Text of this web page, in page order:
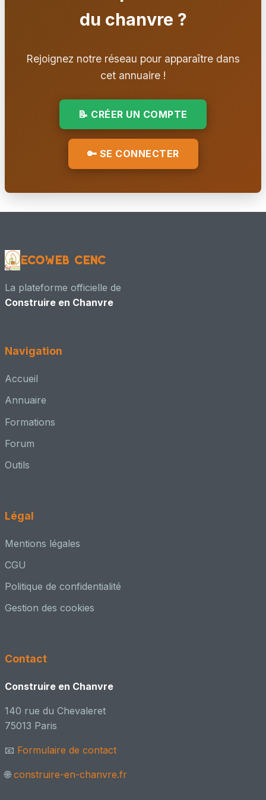
Maître d'œuvre – conception + chantier
📍 BRUYÈRES, Grand Est
📍 REIMS, 51 - Marne
Formateur
Maître d'œuvre – conception + chantier
ERIC FOUCHE ARCHITECTE DPLG
Architecte – conception + MOE
👥 Adhérent CenC
👥 Adhérent CenC
Architecte – conception / PC
👥 Adhérent CenC 📸 1 réalisation
📍 Villeneuve d'Ascq, HAUTS-DE-FRANCE
👥 Adhérent CenC
FRD-CODEM
Ingénieur / Bureau d'étude
du chanvre ?
Rejoignez notre réseau pour apparaître dans
cet annuaire !
📝 CRÉER UN COMPTE
🔑 SE CONNECTER
EcoWeb CenC
La plateforme officielle de
Construire en Chanvre
Navigation
Accueil
Annuaire
Formations
Forum
Outils
Légal
Mentions légales
CGU
Politique de confidentialité
Gestion des cookies
Contact
Construire en Chanvre
140 rue du Chevaleret
75013 Paris
📧 Formulaire de contact
🌐 construire-en-chanvre.fr